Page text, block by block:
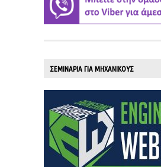
ΣΕΜΙΝΑΡΙΑ ΓΙΑ ΜΗΧΑΝΙΚΟΥΣ